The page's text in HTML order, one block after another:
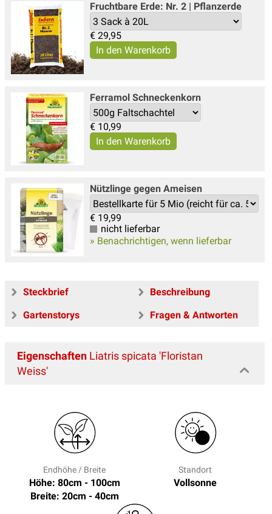
Fruchtbare Erde: Nr. 2 | Pflanzerde
€ 29,95
Ferramol Schneckenkorn
€ 10,99
Nützlinge gegen Ameisen
€ 19,99
nicht lieferbar
» Benachrichtigen, wenn lieferbar
Steckbrief
Beschreibung
Gartenstorys
Fragen & Antworten
Eigenschaften Liatris spicata 'Floristan
Weiss'
Endhöhe / Breite
Höhe: 80cm - 100cm
Breite: 20cm - 40cm
Standort
Vollsonne